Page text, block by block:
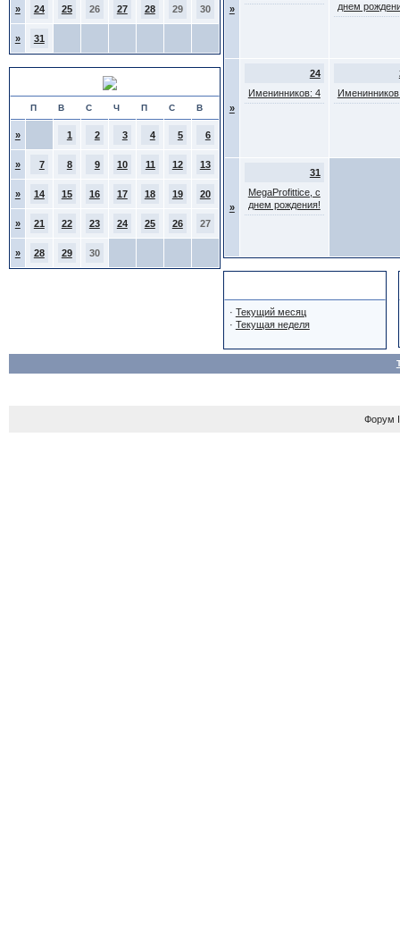
» 24 25 26 27 28 29 30
» 31
П В С Ч П С В
» 1 2 3 4 5 6
» 7 8 9 10 11 12 13
» 14 15 16 17 18 19 20
» 21 22 23 24 25 26 27
» 28 29 30
»
днем
»
24
Именинников: 4
»
31
MegaProfittice, с
днем рождения!
· Текущий месяц
· Текущая неделя
Форум